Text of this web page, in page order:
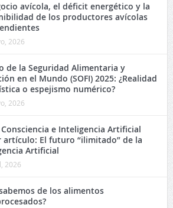
avícola, el déficit energético y la
de los productores avícolas
2026
de la Seguridad Alimentaria y
en el Mundo (SOFI) 2025: ¿Realidad
o espejismo numérico?
2026
Consciencia e Inteligencia Artificial
artículo: El futuro “ilimitado” de la
Artificial
2026
de los alimentos